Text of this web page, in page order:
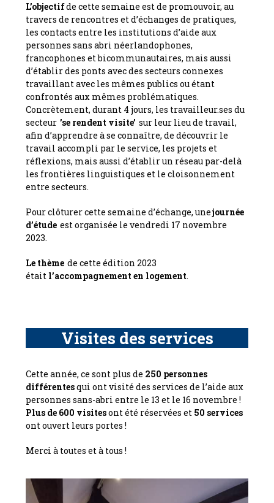
L’objectifde cette semaine est de promouvoir, au
travers de rencontres et d’échanges de pratiques,
les contacts entre les institutions d’aide aux
personnes sans abri néerlandophones,
francophones et bicommunautaires, mais aussi
d’établir des ponts avec des secteurs connexes
travaillant avec les mêmes publics ou étant
confrontés aux mêmes problématiques.
Concrètement, durant 4 jours, les travailleur.ses du
secteur ’se rendent visite’ sur leur lieu de travail,
afin d’apprendre à se connaître, de découvrir le
travail accompli par le service, les projets et
réflexions, mais aussi d’établir un réseau par-delà
les frontières linguistiques et le cloisonnement
entre secteurs.
Pour clôturer cette semaine d’échange, unejournée
d’étude est organisée le vendredi 17 novembre
2023.
Le thème de cette édition 2023
étaitl’accompagnement en logement.
Visites des services
Cette année, ce sont plus de 250 personnes
différentesqui ont visité des services de l’aide aux
personnes sans-abri entre le 13 et le 16 novembre !
Plus de 600 visitesont été réservées et 50 services
ont ouvert leurs portes !
Merci à toutes et à tous !